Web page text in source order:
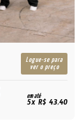
Logue-se para
ver o preço
em até
5x R$ 43,40